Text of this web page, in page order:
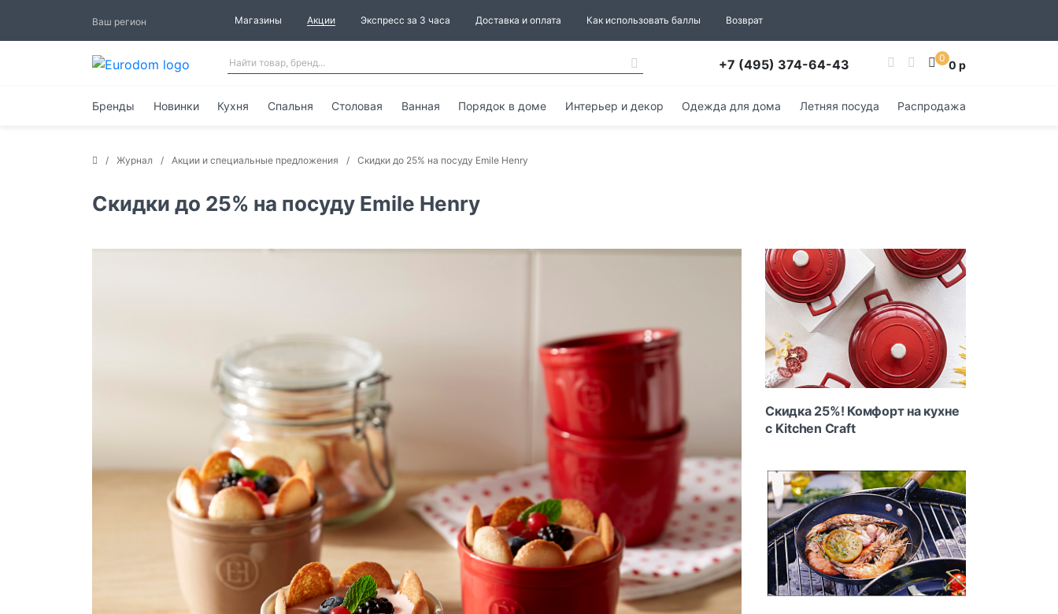
Ваш регион Магазины Акции Экспресс за 3 часа Доставка и оплата Как использовать баллы Возврат
+7 (495) 374-64-43 0 0 р
Бренды Новинки Кухня Спальня Столовая Ванная Порядок в доме Интерьер и декор Одежда для дома Летняя посуда Распродажа
Журнал Акции и специальные предложения Скидки до 25% на посуду Emile Henry
Скидки до 25% на посуду Emile Henry
Скидка 25%! Комфорт на кухне
с Kitchen Craft